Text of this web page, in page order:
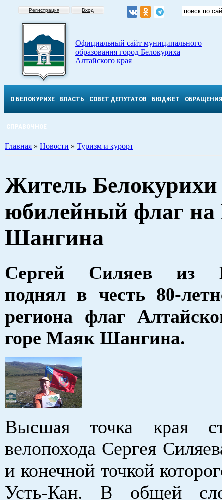
Регистрация Вход
Официальный сайт муниципального
образования город Белокуриха
Алтайского края
О БЕЛОКУРИХЕ ВЛАСТЬ СОВЕТ ДЕПУТАТОВ БЮДЖЕТ ОБРАЩЕНИЯ
СПРАВОЧНОЕ
Главная » Новости » Туризм и курорт
Житель Белокурихи
юбилейный флаг
Шангина
Сергей Силяев из
поднял в честь 80-
региона флаг
горе Маяк Шангина.
Высшая точка края
велопохода Сергея
и конечной точкой
Усть-Кан. В общей